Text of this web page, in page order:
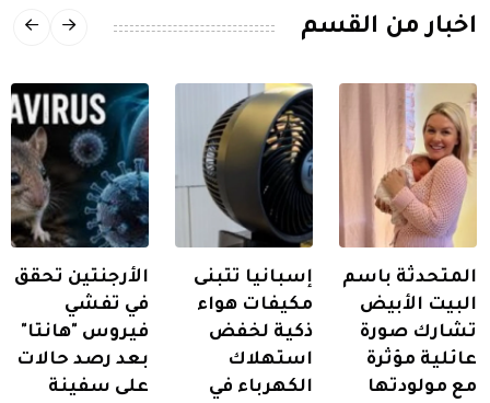
اخبار من القسم
المتحدثة باسم
البيت الأبيض
تشارك صورة
عائلية مؤثرة
مع مولودتها
إسبانيا تتبنى
مكيفات هواء
ذكية لخفض
استهلاك
الكهرباء في
الأرجنتين تحقق
في تفشي
فيروس "هانتا"
بعد رصد حالات
على سفينة